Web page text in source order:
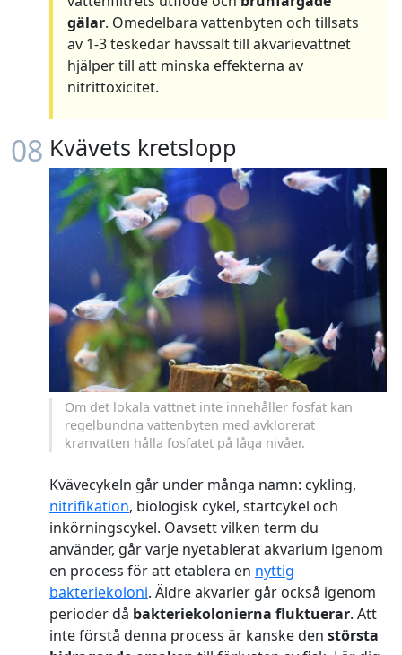
gälar. Omedelbara vattenbyten och tillsats
av 1-3 teskedar havssalt till akvarievattnet
hjälper till att minska effekterna av
nitrittoxicitet.
08 Kvävets kretslopp
Om det lokala vattnet inte innehåller fosfat kan
regelbundna vattenbyten med avklorerat
kranvatten hålla fosfatet på låga nivåer.
Kvävecykeln går under många namn: cykling,
nitrifikation, biologisk cykel, startcykel och
inkörningscykel. Oavsett vilken term du
använder, går varje nyetablerat akvarium igenom
en process för att etablera en nyttig
bakteriekoloni. Äldre akvarier går också igenom
perioder då bakteriekolonierna fluktuerar. Att
inte förstå denna process är kanske den största